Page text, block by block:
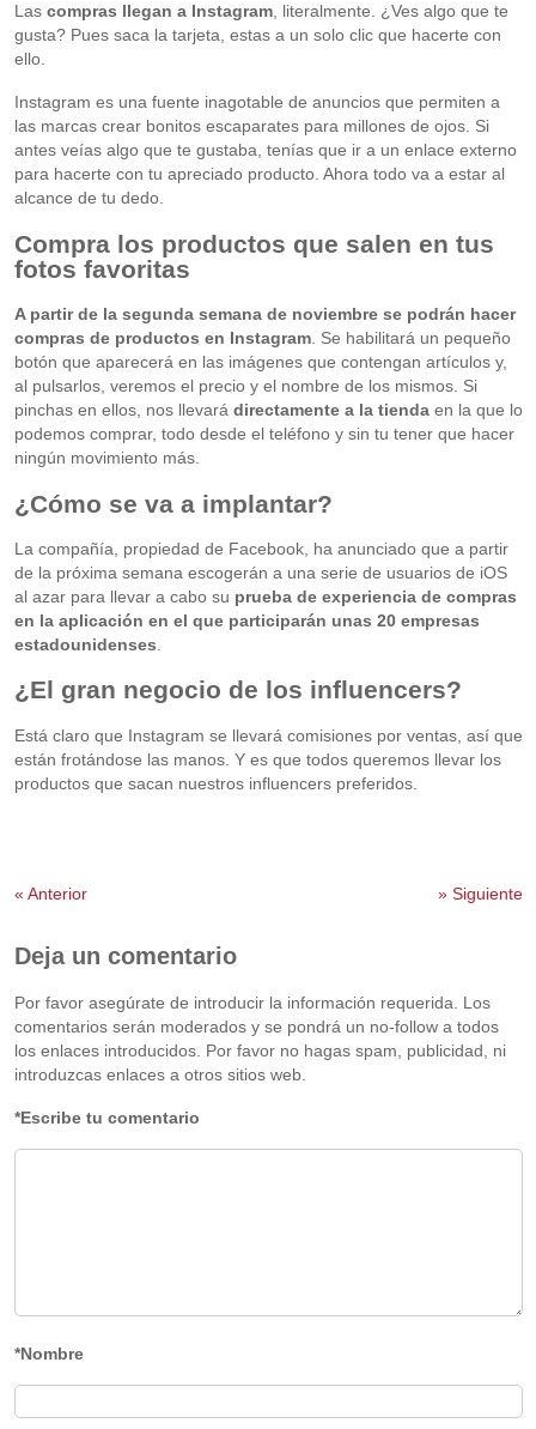
Las compras llegan a Instagram, literalmente. ¿Ves algo que te
gusta? Pues saca la tarjeta, estas a un solo clic que hacerte con
ello.
Instagram es una fuente inagotable de anuncios que permiten a
las marcas crear bonitos escaparates para millones de ojos. Si
antes veías algo que te gustaba, tenías que ir a un enlace externo
para hacerte con tu apreciado producto. Ahora todo va a estar al
alcance de tu dedo.
Compra los productos que salen en tus
fotos favoritas
A partir de la segunda semana de noviembre se podrán hacer
compras de productos en Instagram. Se habilitará un pequeño
botón que aparecerá en las imágenes que contengan artículos y,
al pulsarlos, veremos el precio y el nombre de los mismos. Si
pinchas en ellos, nos llevará directamente a la tiendaen la que lo
podemos comprar, todo desde el teléfono y sin tu tener que hacer
ningún movimiento más.
¿Cómo se va a implantar?
La compañía, propiedad de Facebook, ha anunciado que a partir
de la próxima semana escogerán a una serie de usuarios de iOS
al azar para llevar a cabo su prueba de experiencia de compras
en la aplicación en el que participarán unas 20 empresas
estadounidenses
¿El gran negocio de los influencers?
Está claro que Instagram se llevará comisiones por ventas, así que
están frotándose las manos. Y es que todos queremos llevar los
productos que sacan nuestros influencers preferidos.
« Anterior »Siguiente
Deja un comentario
Por favor asegúrate de introducir la información requerida. Los
comentarios serán moderados y se pondrá un no-follow a todos
los enlaces introducidos. Por favor no hagas spam, publicidad, ni
introduzcas enlaces a otros sitios web.
*Escribe tu comentario
*Nombre